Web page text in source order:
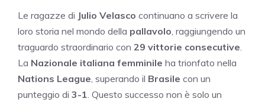
Le ragazze di Julio Velasco continuano a scrivere la
loro storia nel mondo della pallavolo , raggiungendo un
traguardo straordinario con 29 vittorie consecutive
La Nazionale italiana femminile ha trionfato nella
Nations League , superando il Brasile con un
punteggio di 3-1 . Questo successo non è solo un